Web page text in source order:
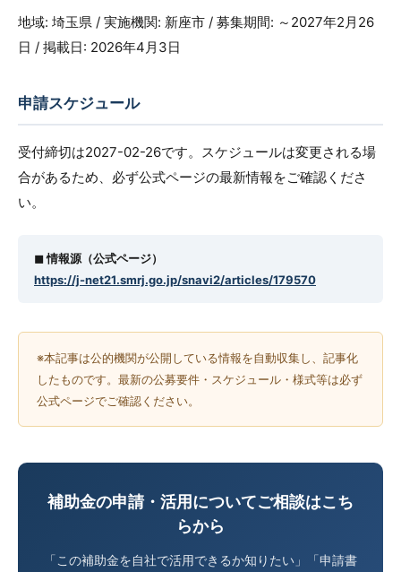
地域: 埼玉県 / 実施機関: 新座市 / 募集期間: ～2027年2月26
日 / 掲載日: 2026年4月3日
申請スケジュール
受付締切は2027-02-26です。スケジュールは変更される場
合があるため、必ず公式ページの最新情報をご確認くださ
い。
◼︎ 情報源（公式ページ）
https://j-net21.smrj.go.jp/snavi2/articles/179570
※本記事は公的機関が公開している情報を自動収集し、記事化
したものです。最新の公募要件・スケジュール・様式等は必ず
公式ページでご確認ください。
補助金の申請・活用についてご相談はこち
らから
「この補助金を自社で活用できるか知りたい」「申請書